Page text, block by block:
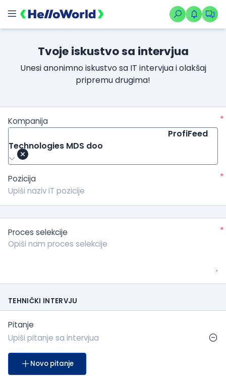
Tvoje iskustvo sa intervjua
Unesi anonimno iskustvo sa IT intervjua i olakšaj
pripremu drugima!
Kompanija
*
ProfiFeed
Technologies MDS doo
Pozicija *
Proces selekcije *
TEHNIČKI INTERVJU
Pitanje
Novo pitanje